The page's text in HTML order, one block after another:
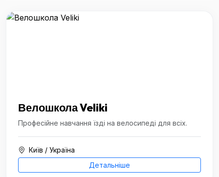
Велошкола Veliki
Професійне навчання їзді на велосипеді для всіх.
Київ / Україна
Детальніше